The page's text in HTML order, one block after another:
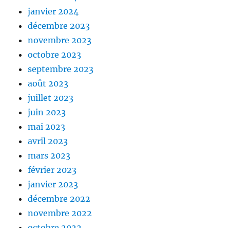
janvier 2024
décembre 2023
novembre 2023
octobre 2023
septembre 2023
août 2023
juillet 2023
juin 2023
mai 2023
avril 2023
mars 2023
février 2023
janvier 2023
décembre 2022
novembre 2022